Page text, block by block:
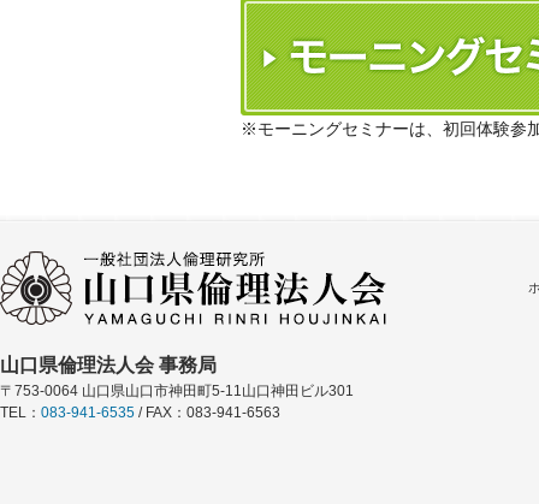
※モーニングセミナーは、初回体験参
山口県倫理法人会 事務局
〒753-0064 山口県山口市神田町5-11山口神田ビル301
TEL： 083-941-6535 / FAX：083-941-6563